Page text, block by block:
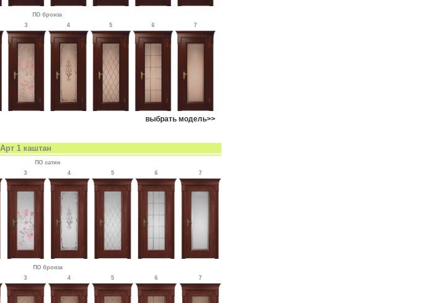
ПО бронза
3 4 5 6 7
выбрать модель>>
Арт 1 каштан
ПО сатин
3 4 5 6 7
ПО бронза
3 4 5 6 7